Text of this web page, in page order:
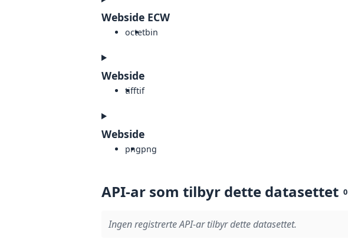
Webside ECW
octetbin
Webside
tifftif
Webside
pngpng
API-ar som tilbyr dette datasettet 0
Ingen registrerte API-ar tilbyr dette datasettet.